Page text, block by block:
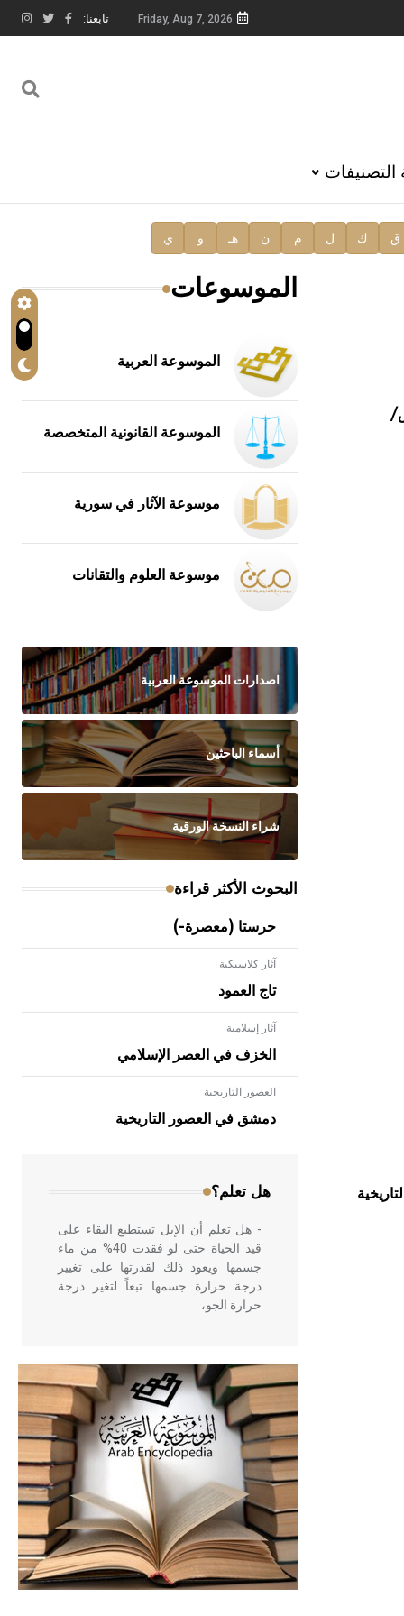
Friday, Aug 7, 2026 تابعنا:
التصنيفات
ق ك ل م ن هـ و ي
الموسوعات
الموسوعة العربية
الموسوعة القانونية المتخصصة
موسوعة الآثار في سورية
موسوعة العلوم والتقانات
اصدارات الموسوعة العربية
أسماء الباحثين
شراء النسخة الورقية
البحوث الأكثر قراءة
حرستا (معصرة-)
آثار كلاسيكية
تاج العمود
آثار إسلامية
الخزف في العصر الإسلامي
العصور التاريخية
دمشق في العصور التاريخية
هل تعلم؟
- هل تعلم أن الأبلق نوع من الفنون
الهندسية التي ارتبطت بالعمارة الإسلامية
في بلاد الشام ومصر خاصة، حيث يحرص
- هل تعلم أن الإبل تستطيع البقاء على
قيد الحياة حتى لو فقدت 40% من ماء
جسمها ويعود ذلك لقدرتها على تغيير
درجة حرارة جسمها تبعاً لتغير درجة
حرارة الجو،
- هل تعلم أن أبقراط كتب في الطب
أربعة مؤلفات هي: الحكم، الأدلة، تنظيم
التغذية، ورسالته في جروح الرأس.
ويعود له الفضل بأنه حرر الطب من
الدين والفلسفة.
- هل تعلم أن المرجان إفراز حيواني
يتكون في البحر ويتركب من مادة
كربونات الكلسيوم، وهو أحمر أو شديد
الحمرة وهو أجود أنواعه، ويمتاز بكبر
الحجم ويسمى الش